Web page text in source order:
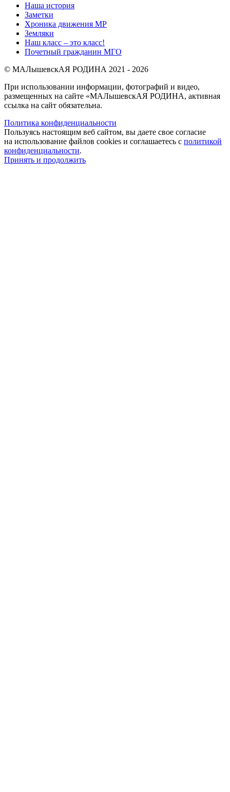
Наша история
Заметки
Хроника движения МР
Земляки
Наш класс – это класс!
Почетный гражданин МГО
© МАЛышевскАЯ РОДИНА 2021 - 2026
При использовании информации, фотографий и видео,
размещенных на сайте «МАЛышевскАЯ РОДИНА, активная
ссылка на сайт обязательна.
Политика конфиденциальности
Пользуясь настоящим веб сайтом, вы даете свое согласие
на использование файлов cookies и соглашаетесь с политикой
конфиденциальности.
Принять и продолжить